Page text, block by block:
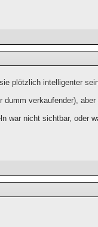
plötzlich intelligenter
dumm verkaufender), aber
war nicht sichtbar, oder